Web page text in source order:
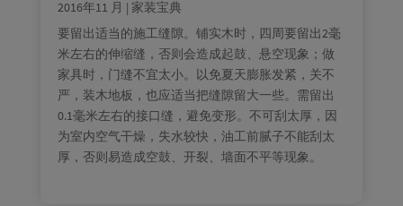
2016年11 月 | 家装宝典
要留出适当的施工缝隙。铺实木时，四周要留出2毫
米左右的伸缩缝，否则会造成起鼓、悬空现象；做
家具时，门缝不宜太小。以免夏天膨胀发紧，关不
严，装木地板，也应适当把缝隙留大一些。需留出
0.1毫米左右的接口缝，避免变形。不可刮太厚，因
为室内空气干燥，失水较快，油工前腻子不能刮太
厚，否则易造成空鼓、开裂、墙面不平等现象。